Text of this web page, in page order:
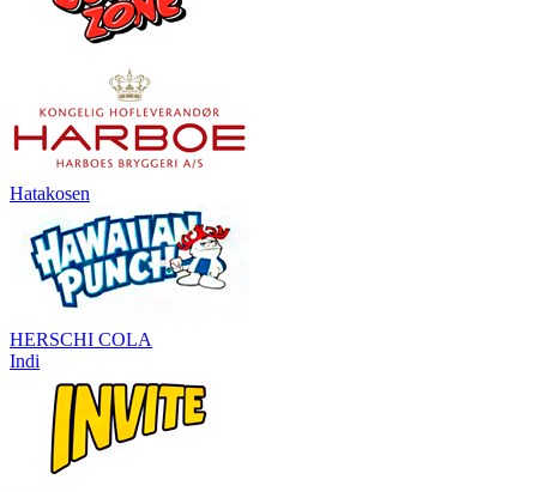
Hatakosen
HERSCHI COLA
Indi